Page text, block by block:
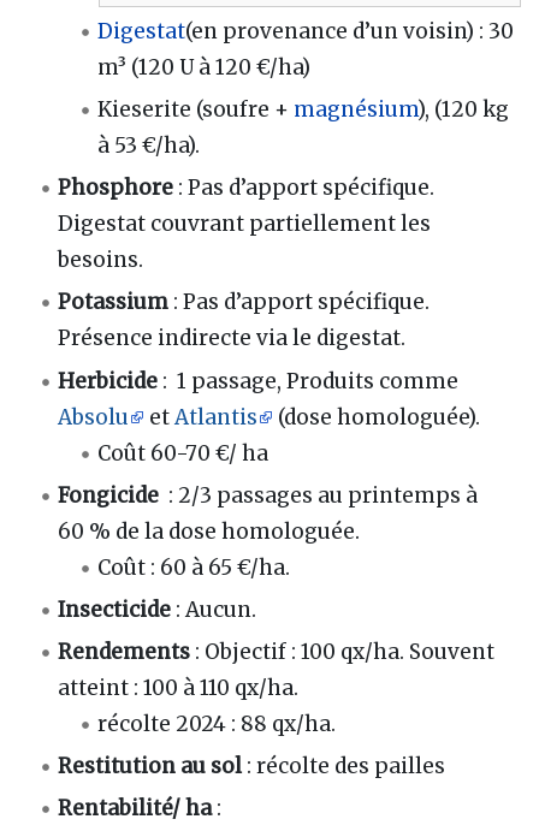
Digestat(en provenance d’un voisin) : 30
m³ (120 U à 120 €/ha)
Kieserite (soufre + magnésium), (120 kg
à 53 €/ha).
Phosphore : Pas d’apport spécifique.
Digestat couvrant partiellement les
besoins.
Potassium : Pas d’apport spécifique.
Présence indirecte via le digestat.
Herbicide : 1 passage, Produits comme
Absolu
etAtlantis
(dose homologuée).
Coût 60-70 €/ ha
Fongicide : 2/3 passages au printemps à
60 % de la dose homologuée.
Coût : 60 à 65 €/ha.
Insecticide : Aucun.
Rendements : Objectif : 100 qx/ha. Souvent
atteint : 100 à 110 qx/ha.
récolte 2024 : 88 qx/ha.
Restitution au sol: récolte des pailles
Rentabilité/ ha: